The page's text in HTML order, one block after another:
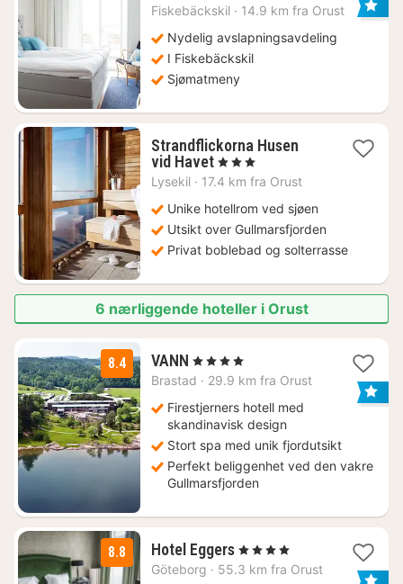
natt
2208
kr.
Fiskebäckskil · 14.9 km fra Orust
Nydelig avslapningsavdeling
I Fiskebäckskil
Sjømatmeny
Strandflickorna Husen
vid Havet1
natt
4628
kr.
, 3 Stjerner
Lysekil · 17.4 km fra Orust
Unike hotellrom ved sjøen
Utsikt over Gullmarsfjorden
Privat boblebad og solterrasse
6 nærliggende hoteller i Orust
8.4 VANN 2
netter
1526
kr.
, 4 Stjerner
Brastad · 29.9 km fra Orust
Firestjerners hotell med
skandinavisk design
Stort spa med unik fjordutsikt
Perfekt beliggenhet ved den vakre
Gullmarsfjorden
8.8 Hotel Eggers2
netter
, 4 Stjerner
Göteborg · 55.3 km fra Orust